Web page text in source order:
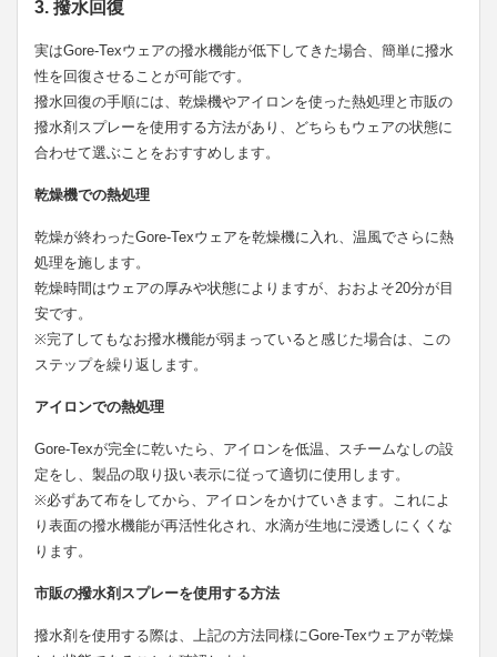
3. 撥水回復
実はGore-Texウェアの撥水機能が低下してきた場合、簡単に撥水
性を回復させることが可能です。
撥水回復の手順には、乾燥機やアイロンを使った熱処理と市販の
撥水剤スプレーを使用する方法があり、どちらもウェアの状態に
合わせて選ぶことをおすすめします。
乾燥機での熱処理
乾燥が終わったGore-Texウェアを乾燥機に入れ、温風でさらに熱
処理を施します。
乾燥時間はウェアの厚みや状態によりますが、おおよそ20分が目
安です。
※完了してもなお撥水機能が弱まっていると感じた場合は、この
ステップを繰り返します。
アイロンでの熱処理
Gore-Texが完全に乾いたら、アイロンを低温、スチームなしの設
定をし、製品の取り扱い表示に従って適切に使用します。
※必ずあて布をしてから、アイロンをかけていきます。これによ
り表面の撥水機能が再活性化され、水滴が生地に浸透しにくくな
ります。
市販の撥水剤スプレーを使用する方法
撥水剤を使用する際は、上記の方法同様にGore-Texウェアが乾燥